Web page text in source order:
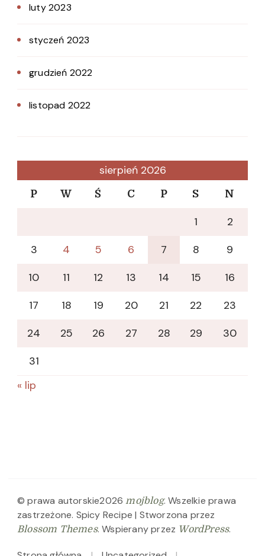
luty 2023
styczeń 2023
grudzień 2022
listopad 2022
sierpień 2026
P W Ś C P S N
1
2
3
4 5 6 7 8
9
10
11 12 13 14 15
16
17
18 19 20 21 22
23
24
25 26 27 28 29
30
31
« lip
© prawa autorskie2026mojblog. Wszelkie prawa
zastrzeżone. Spicy Recipe | Stworzona przez
Blossom Themes. Wspierany przez WordPress.